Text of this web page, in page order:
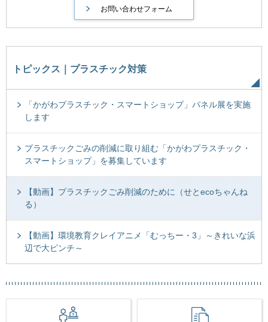
トピックス｜プラスチック対策
「かがわプラスチック・スマートショップ」パネル展を実施
します
プラスチックごみの削減に取り組む「かがわプラスチック・
スマートショップ」を募集しています
【動画】プラスチックごみ削減のために（せとecoちゃんね
る）
【動画】環境教育クレイアニメ「むっちー・3」～きれいな浜
辺で大ピンチ～